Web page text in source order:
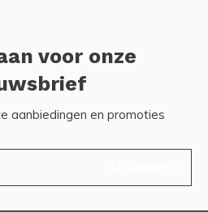
voor onze
aanbiedingen en promoties